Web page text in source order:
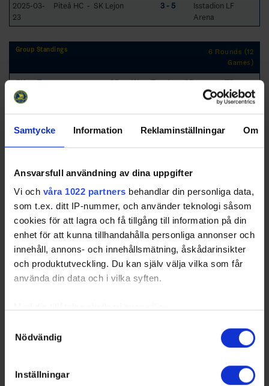
Samtycke Information Reklaminställningar Om
Ansvarsfull användning av dina uppgifter
Vi och våra 1022 partners behandlar din personliga data,
som t.ex. ditt IP-nummer, och använder teknologi såsom
cookies för att lagra och få tillgång till information på din
enhet för att kunna tillhandahålla personliga annonser och
innehåll, annons- och innehållsmätning, åskådarinsikter
och produktutveckling. Du kan själv välja vilka som får
använda din data och i vilka syften.
kan ha en noggrannhet på upp till flera meter
Nödvändig
Inställningar
2025-03-
23
Piteå HC - SK Lejon 3 - 5
Isstadion LF
Arena
Group Standings
6 Rounds (12
Games)
RK Team GP W T L GD
TP
1
12
2
Umeå Hockey
6 3 0 3 -4 9
3 Bodens HF 6 2 1 3 9
4
SK Lejon 6 2 1 3 -9 7
Swehockey – Svenska Ishockeyförbundets officiella app
egna favoritlag i appen. För dina favoritlag kan du
sedan välja att få pushnotiser när laget gör mål, i